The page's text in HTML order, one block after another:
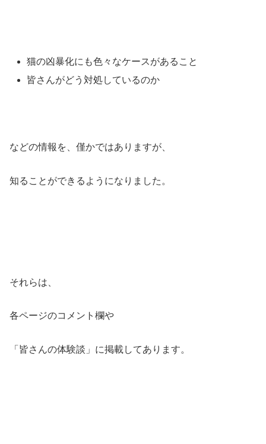
猫の凶暴化にも色々なケースがあること
皆さんがどう対処しているのか
などの情報を、僅かではありますが、
知ることができるようになりました。
それらは、
各ページのコメント欄や
「皆さんの体験談」に掲載してあります。